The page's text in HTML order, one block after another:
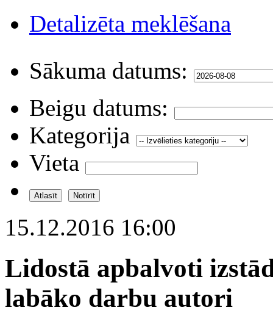
Detalizēta meklēšana
Sākuma datums:
Beigu datums:
Kategorija
Vieta
15.12.2016 16:00
Lidostā apbalvoti
labāko darbu autori